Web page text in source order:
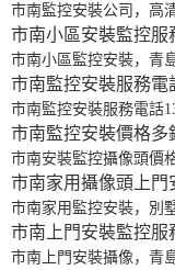
市南監控安裝公司，高
市南小區安裝監控服
市南小區監控安裝，青
市南監控安裝服務電
市南監控安裝服務電話
市南監控安裝價格多
市南安裝監控攝像頭價
市南家用攝像頭上門
市南家用監控安裝，別
市南上門安裝監控服
市南上門安裝攝像，青